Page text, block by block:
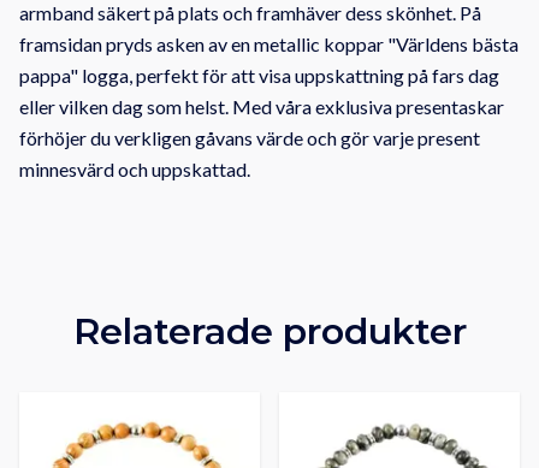
armband säkert på plats och framhäver dess skönhet. På
framsidan pryds asken av en metallic koppar "Världens bästa
pappa" logga, perfekt för att visa uppskattning på fars dag
eller vilken dag som helst. Med våra exklusiva presentaskar
förhöjer du verkligen gåvans värde och gör varje present
minnesvärd och uppskattad.
Relaterade produkter